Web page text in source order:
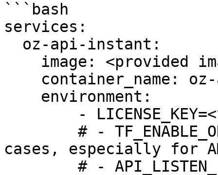
```bash
services:
cases, especially for